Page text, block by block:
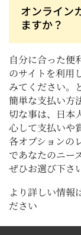
よりも早く出
います。
によっては1
付くのであ
ではこのよう
事をお勧めし
イト別の条件
ょう。
オンライン
ますか？
ますが。オン
る事が最大の
必要もなく、
けができ大儲
が入金をした
変えるチャン
クポットを当
の世界では現
のお給料が上
金を稼げるチ
でオンライン
自分に合った便
のサイトを利用
みてください。
簡単な支払い方
切な事は、日本
心して支払いや
各オプションの
であなたのニー
ぜひお選び下さ
より詳しい情報
ださい